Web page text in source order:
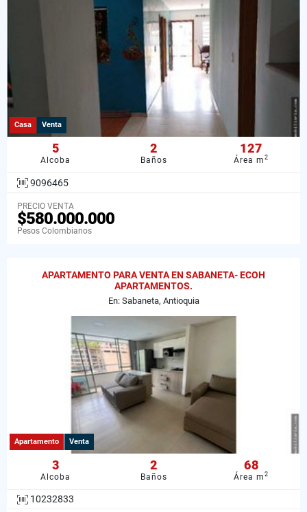
Casa Venta
5
Alcoba
2
Baños
127
Área m2
9096465
PRECIO VENTA
$580.000.000
Pesos Colombianos
APARTAMENTO PARA VENTA EN SABANETA- ECOH
APARTAMENTOS.
En: Sabaneta, Antioquia
Apartamento Venta
3
Alcoba
2
Baños
68
Área m2
10232833